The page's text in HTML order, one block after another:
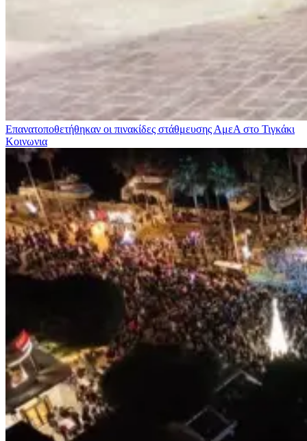
Επανατοποθετήθηκαν οι πινακίδες στάθμευσης ΑμεΑ στο Τιγκάκι
Κοινωνια